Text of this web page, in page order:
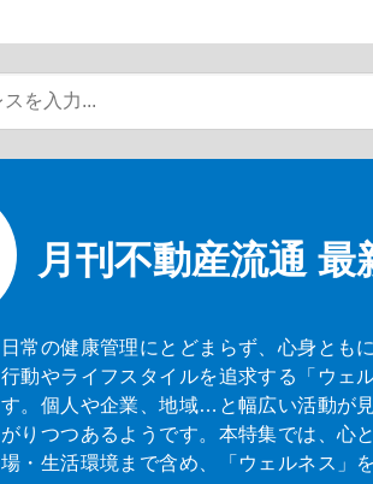
月刊不動産流通 最
日常の健康管理にとどまらず、心身とも
行動やライフスタイルを追求する「ウェ
す。個人や企業、地域…と幅広い活動が
がりつつあるようです。本特集では、心
場・生活環境まで含め、「ウェルネス」